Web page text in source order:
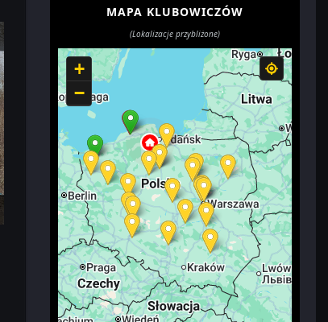
MAPA KLUBOWICZÓW
(Lokalizacje przybliżone)
+
−